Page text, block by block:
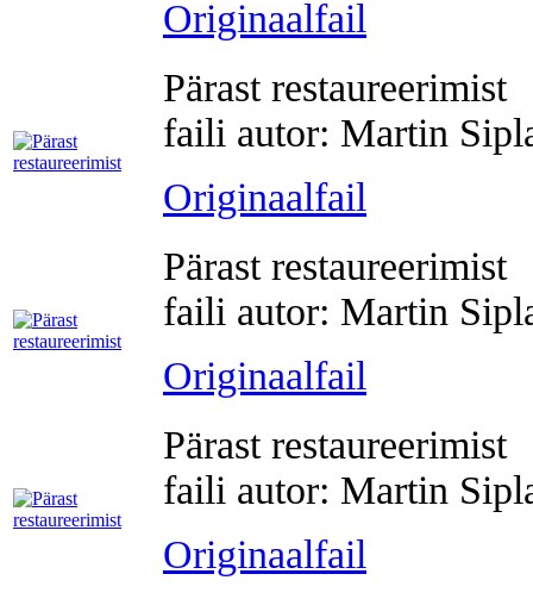
Originaalfail
Pärast restaureerimist
faili autor: Martin
Originaalfail
Pärast restaureerimist
faili autor: Martin
Originaalfail
Pärast restaureerimist
faili autor: Martin
Originaalfail